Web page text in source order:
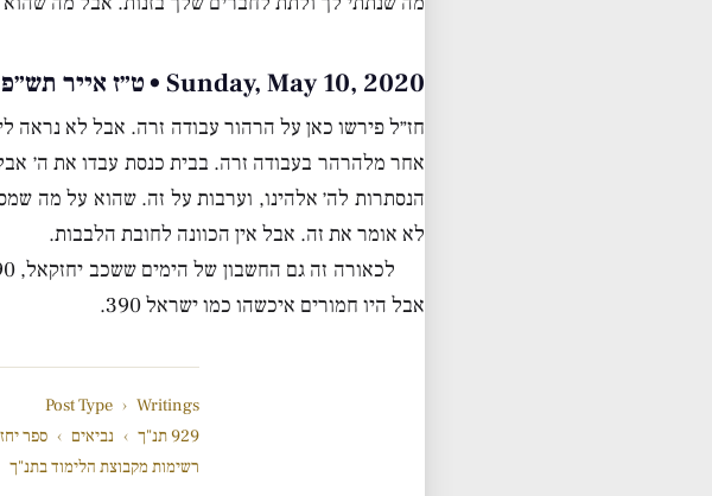
Sunday, May 10, 2020 • ט״ז אייר תש״פ
חז״ל פירשו כאן על הרהור עבודה זרה. אבל לא נראה
אחר מלהרהר בעבודה זרה. בבית כנסת עבדו את ה׳
הנסתרות לה׳ אלהינו, וערבות על זה. שהוא על מה
לא אומר את זה. אבל אין הכוונה לחובת הלבבות.
אבל היו חמורים איכשהו כמו ישראל 390.
Post Type › Writings
929 תנ"ך
› נביאים › ספר
רשימות מקבוצת הלימוד בתנ"ך